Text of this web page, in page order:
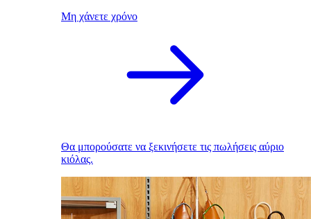
Μη χάνετε χρόνο
Θα μπορούσατε να ξεκινήσετε τις πωλήσεις αύριο
κιόλας.